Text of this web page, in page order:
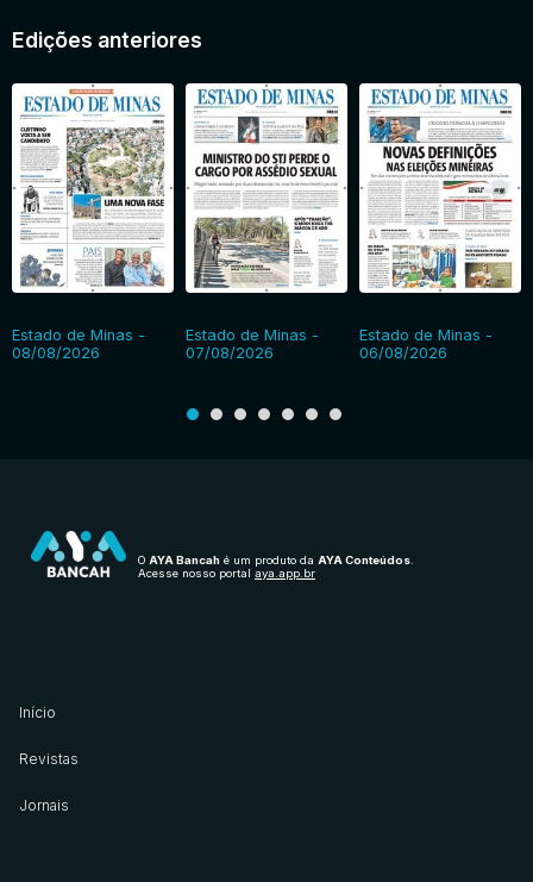
Edições anteriores
Estado de Minas -
08/08/2026
Estado de Minas -
07/08/2026
Estado de Minas -
06/08/2026
O AYA Bancah é um produto da AYA Conteúdos
Acesse nosso portal aya.app.br
Início
Revistas
Jornais